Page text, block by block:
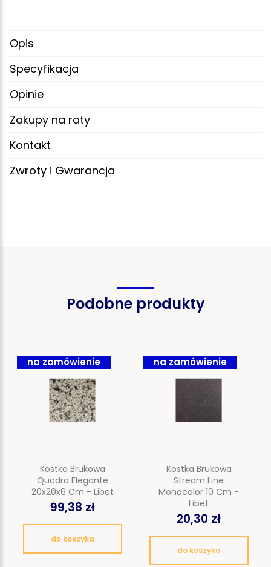
Opis
Specyfikacja
Opinie
Zakupy na raty
Kontakt
Zwroty i Gwarancja
Podobne produkty
Kostka Brukowa
Quadra Elegante
20x20x6 Cm - Libet
99,38 zł
do koszyka
na zamówienie
Kostka Brukowa
Stream Line
Monocolor 10 Cm -
Libet
20,30 zł
do koszyka
na zamówienie